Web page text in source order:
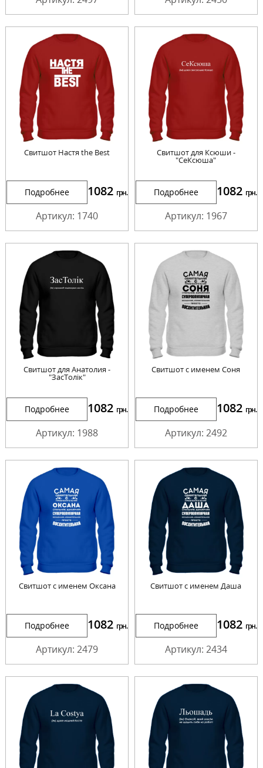
Свитшот Настя the Best
Подробнее 1082 грн.
Артикул: 1740
Свитшот для Ксюши -
"СеКсюша"
Подробнее 1082 грн.
Артикул: 1967
Свитшот для Анатолия -
"ЗасТолік"
Подробнее 1082 грн.
Артикул: 1988
Свитшот с именем Соня
Подробнее 1082 грн.
Артикул: 2492
Свитшот с именем Оксана
Подробнее 1082 грн.
Артикул: 2479
Свитшот с именем Даша
Подробнее 1082 грн.
Артикул: 2434